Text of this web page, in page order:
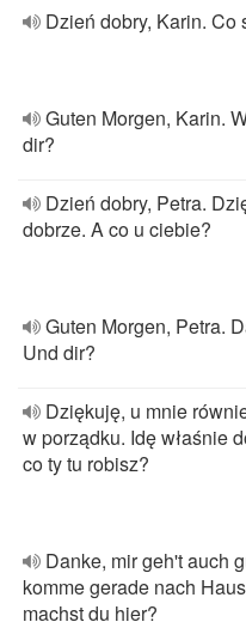
Dzień dobry, Karin. Co
Guten Morgen, Karin.
dir?
Dzień dobry, Petra.
dobrze. A co u ciebie?
Guten Morgen, Petra.
Und dir?
Dziękuję, u mnie
w porządku. Idę właśnie
co ty tu robisz?
Danke, mir geh't auch
komme gerade nach
machst du hier?